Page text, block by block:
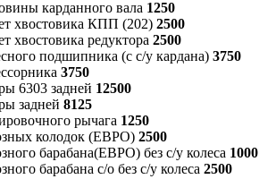
карданного вала 1250
хвостовика КПП (202) 2500
хвостовика редуктора 2500
подшипника (с с/у кардана) 3750
3750
6303 задней 12500
задней 8125
рычага 1250
колодок (ЕВРО) 2500
барабана(ЕВРО) без с/у колеса 1000
барабана с/о без с/у колеса 2500